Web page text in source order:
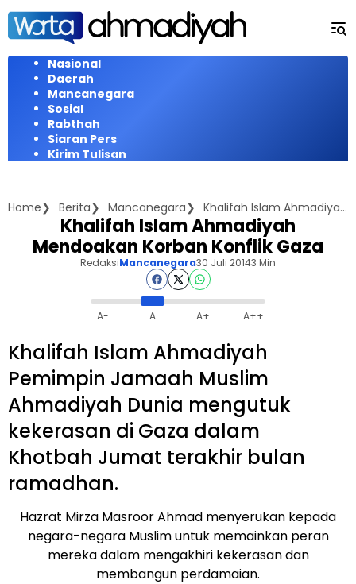
Langsung
konten
Nasional
Daerah
Mancanegara
Sosial
Rabthah
Siaran Pers
Kirim Tulisan
Home Berita Mancanegara Khalifah Islam Ahmadiyah Mendoakan Korban Konflik Gaza
Khalifah Islam Ahmadiyah
Mendoakan Korban Konflik Gaza
RedaksiMancanegara30 Juli 20143 Min
A- A A+ A++
Khalifah Islam Ahmadiyah
Pemimpin Jamaah Muslim
Ahmadiyah Dunia mengutuk
kekerasan di Gaza dalam
Khotbah Jumat terakhir bulan
ramadhan.
Hazrat Mirza Masroor Ahmad menyerukan kepada
negara-negara Muslim untuk memainkan peran
mereka dalam mengakhiri kekerasan dan
membangun perdamaian.